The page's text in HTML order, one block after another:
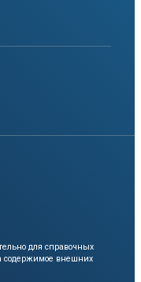
для справочных
содержимое внешних